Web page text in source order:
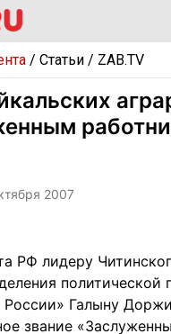
/ Статьи/ ZAB.TV
2007
РФ лидеру
политической
России» Галыну
звание